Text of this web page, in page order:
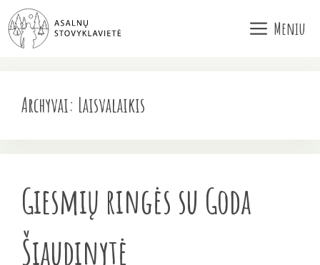
Pereiti
prie
turinio
Meniu
Archyvai: Laisvalaikis
Giesmių ringės su Goda
Šiaudinytė